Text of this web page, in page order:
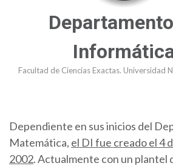
Facultad de Ciencias Exactas. Universidad
Dependiente en sus inicios del
Matemática, el DI fue creado el 4
2002. Actualmente con un plantel